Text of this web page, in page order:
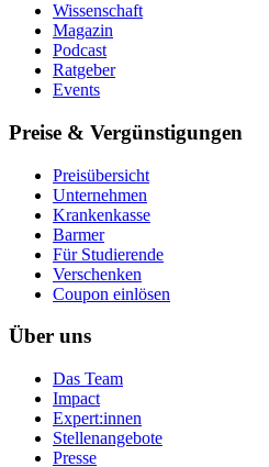
Wissenschaft
Magazin
Podcast
Ratgeber
Events
Preise & Vergünstigungen
Preisübersicht
Unternehmen
Krankenkasse
Barmer
Für Studierende
Ver­schen­ken
Coupon einlösen
Über uns
Das Team
Impact
Expert:innen
Stellenangebote
Presse